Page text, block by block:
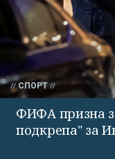
СПОРТ
ФИФА призна
подкрепа" за